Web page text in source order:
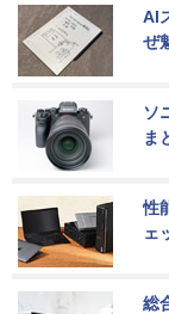
AI
ぜ
ソ
ま
性
ェ
総